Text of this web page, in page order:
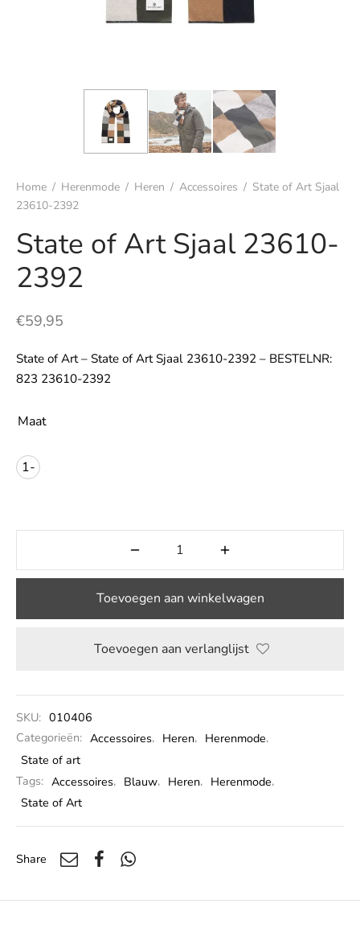
Home / Herenmode / Heren / Accessoires / State of Art Sjaal
23610-2392
State of Art Sjaal 23610-
2392
€59,95
State of Art – State of Art Sjaal 23610-2392 – BESTELNR:
823 23610-2392
Maat
1-
size
Toevoegen aan winkelwagen
Toevoegen aan verlanglijst
SKU: 010406
Categorieën: Accessoires, Heren, Herenmode,
State of art
Tags: Accessoires, Blauw, Heren, Herenmode,
State of Art
Share
& colberts